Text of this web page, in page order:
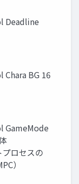
Deadline
BG 16
GameMode
ロセスの
）